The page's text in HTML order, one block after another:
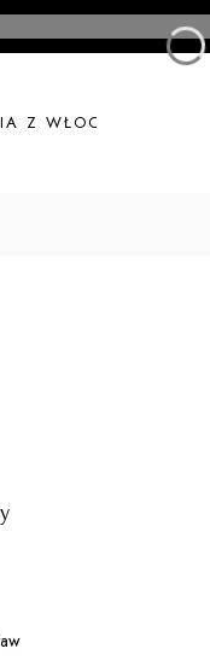
Z WŁOCH
w stopce